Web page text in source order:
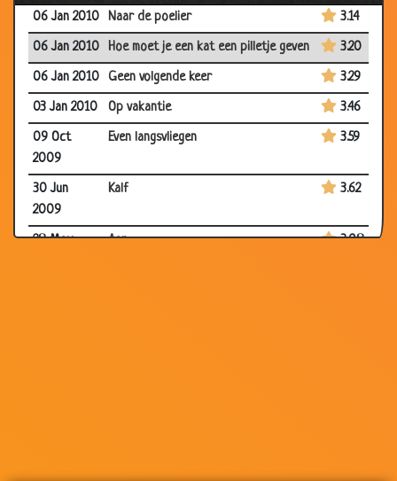
06 Jan 2010
Naar de poelier
3.14
06 Jan 2010
Hoe moet je een kat een pilletje geven
3.20
06 Jan 2010
Geen volgende keer
3.29
03 Jan 2010
Op vakantie
3.46
09 Oct
2009
Even langsvliegen 3.59
30 Jun
2009
Kalf 3.62
28 May
Aap 3.08
02 Oct De eend en de barman 3.59